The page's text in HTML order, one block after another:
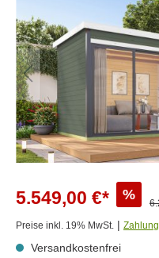
5.549,00 €* %
Preise inkl. 19% MwSt. |
Versandkostenfrei